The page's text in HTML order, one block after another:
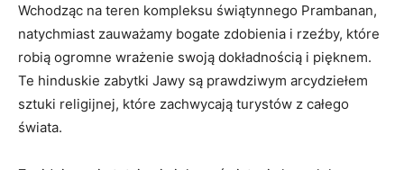
Wchodząc na teren kompleksu świątynnego Prambanan,
natychmiast zauważamy bogate zdobienia i rzeźby, które
robią ogromne wrażenie swoją dokładnością i pięknem.
Te hinduskie zabytki Jawy są prawdziwym arcydziełem
sztuki religijnej, które zachwycają turystów z całego
świata.